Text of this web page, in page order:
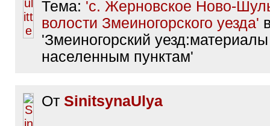
Тема: 'с. Жерновское Ново-
волости Змеиногорского уезда'
'Змеиногорский
населенным пунктам'
От SinitsynaUlya